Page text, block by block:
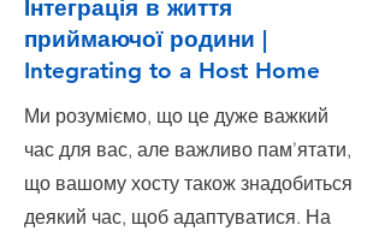
Інтеграція в життя
приймаючої родини |
Integrating to a Host Home
Ми розуміємо, що це дуже важкий
час для вас, але важливо пам’ятати,
що вашому хосту також знадобиться
деякий час, щоб адаптуватися. На